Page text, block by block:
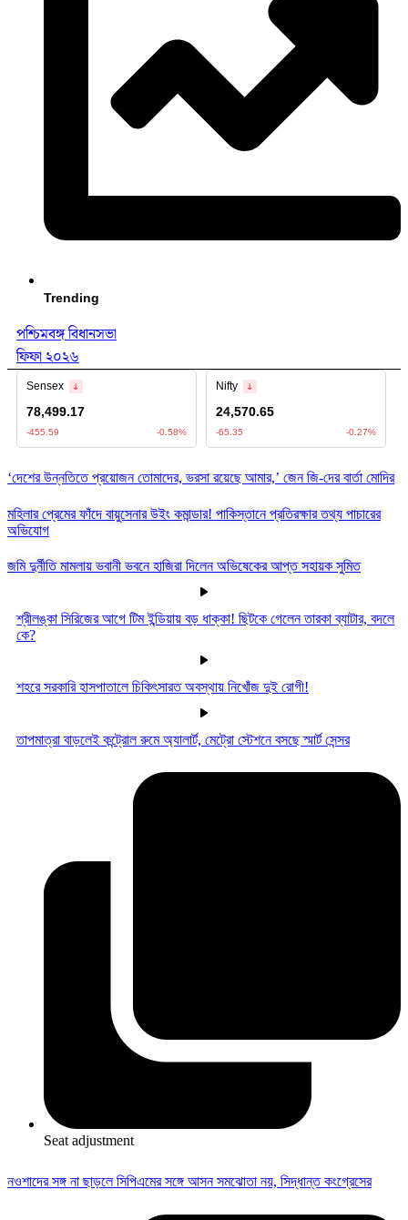
Trending
পশ্চিমবঙ্গ বিধানসভা
ফিফা ২০২৬
‘দেশের উন্নতিতে প্রয়োজন তোমাদের, ভরসা রয়েছে আমার,’ জেন জি-দের বার্তা মোদির
মহিলার প্রেমের ফাঁদে বায়ুসেনার উইং কমান্ডার! পাকিস্তানে প্রতিরক্ষার তথ্য পাচারের
অভিযোগ
জমি দুর্নীতি মামলায় ভবানী ভবনে হাজিরা দিলেন অভিষেকের আপ্ত সহায়ক সুমিত
শ্রীলঙ্কা সিরিজের আগে টিম ইন্ডিয়ায় বড় ধাক্কা! ছিটকে গেলেন তারকা ব্যাটার, বদলে
কে?
শহরে সরকারি হাসপাতালে চিকিৎসারত অবস্থায় নিখোঁজ দুই রোগী!
তাপমাত্রা বাড়লেই কন্ট্রোল রুমে অ্যালার্ট, মেট্রো স্টেশনে বসছে স্মার্ট সেন্সর
Seat adjustment
নওশাদের সঙ্গ না ছাড়লে সিপিএমের সঙ্গে আসন সমঝোতা নয়, সিদ্ধান্ত কংগ্রেসের